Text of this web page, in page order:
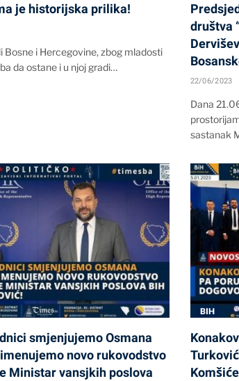
je historijska prilika!
Bosne i Hercegovine, zbog mladosti
da ostane i u njoj gradi…
društva
22/06/2023
Dana
sastanak
smjenjujemo Osmana
novo rukovodstvo
Ministar vansjkih poslova
BIH